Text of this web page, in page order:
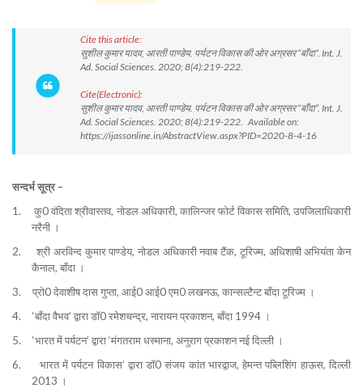
Cite this article:
सुशील कुमार यादव, आरती पाण्डेय. पर्यटन विकास की ओर अग्रसर “बाँदा”. Int. J.
Ad. Social Sciences. 2020; 8(4):219-222.
Cite(Electronic):
सुशील कुमार यादव, आरती पाण्डेय. पर्यटन विकास की ओर अग्रसर “बाँदा”. Int. J.
Ad. Social Sciences. 2020; 8(4):219-222. Available on:
https://ijassonline.in/AbstractView.aspx?PID=2020-8-4-16
सन्दर्भ सूत्र –
1.
कु0 वंदिता श्रीवास्तव, नोडल अधिकारी, कालिन्जर फोर्ट विकास समिति, उपजिलाधिकारी
नरैनी ।
2.
श्री अरविन्द कुमार पाण्डेय, नोडल अधिकारी नवाब टैंक, टूरिज्म, अधिशाषी अभियंता केन
कैनाल, बाँदा ।
3.
प्रो0 देवाशीष दास गुप्ता, आई0 आई0 एम0 लखनऊ, कान्सल्टैन्ट बाँदा टूरिज्म ।
4.
‘बाँदा वैभव’ द्वारा डॉ0 रमेशचन्द्र, नारायन प्रकाशन, बाँदा 1994 ।
5.
‘भारत में पर्यटन’ द्वारा‘मंगतराम धस्माना, अनुराग प्रकाशन नई दिल्ली ।
6.
भारत में पर्यटन विकास’ द्वारा डॉ0 संजय कांत भारद्वाज, हेमन्त पब्लिशिंग हाऊस, दिल्ली
2013 ।